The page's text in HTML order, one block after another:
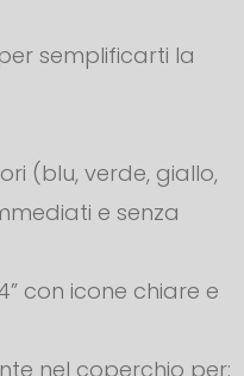
semplificarti la
(blu, verde, giallo,
e senza
con icone chiare e
nel coperchio per: